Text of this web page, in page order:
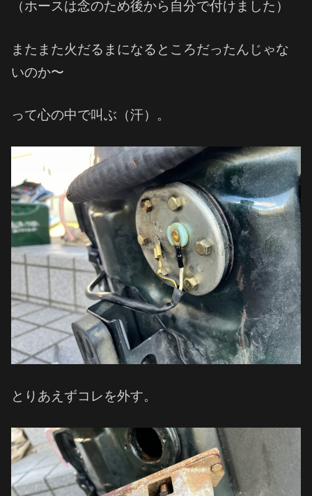
（ホースは念のため後から自分で付けました）
またまた火だるまになるところだったんじゃな
いのか〜
って心の中で叫ぶ（汗）。
とりあえずコレを外す。